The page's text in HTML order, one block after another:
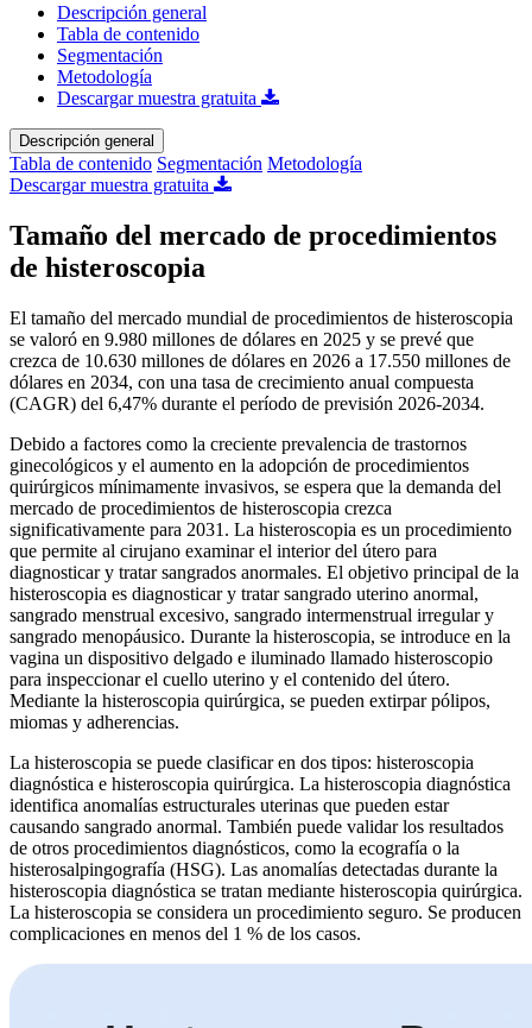
Descripción general
Tabla de contenido
Segmentación
Metodología
Descargar muestra gratuita
Descripción general
Tabla de contenido Segmentación Metodología
Descargar muestra gratuita
Tamaño del mercado de procedimientos
de histeroscopia
El tamaño del mercado mundial de procedimientos de histeroscopia
se valoró en 9.980 millones de dólares en 2025 y se prevé que
crezca de 10.630 millones de dólares en 2026 a 17.550 millones de
dólares en 2034, con una tasa de crecimiento anual compuesta
(CAGR) del 6,47% durante el período de previsión 2026-2034.
Debido a factores como la creciente prevalencia de trastornos
ginecológicos y el aumento en la adopción de procedimientos
quirúrgicos mínimamente invasivos, se espera que la demanda del
mercado de procedimientos de histeroscopia crezca
significativamente para 2031. La histeroscopia es un procedimiento
que permite al cirujano examinar el interior del útero para
diagnosticar y tratar sangrados anormales. El objetivo principal de la
histeroscopia es diagnosticar y tratar sangrado uterino anormal,
sangrado menstrual excesivo, sangrado intermenstrual irregular y
sangrado menopáusico. Durante la histeroscopia, se introduce en la
vagina un dispositivo delgado e iluminado llamado histeroscopio
para inspeccionar el cuello uterino y el contenido del útero.
Mediante la histeroscopia quirúrgica, se pueden extirpar pólipos,
miomas y adherencias.
La histeroscopia se puede clasificar en dos tipos: histeroscopia
diagnóstica e histeroscopia quirúrgica. La histeroscopia diagnóstica
identifica anomalías estructurales uterinas que pueden estar
causando sangrado anormal. También puede validar los resultados
de otros procedimientos diagnósticos, como la ecografía o la
histerosalpingografía (HSG). Las anomalías detectadas durante la
histeroscopia diagnóstica se tratan mediante histeroscopia quirúrgica.
La histeroscopia se considera un procedimiento seguro. Se producen
complicaciones en menos del 1 % de los casos.